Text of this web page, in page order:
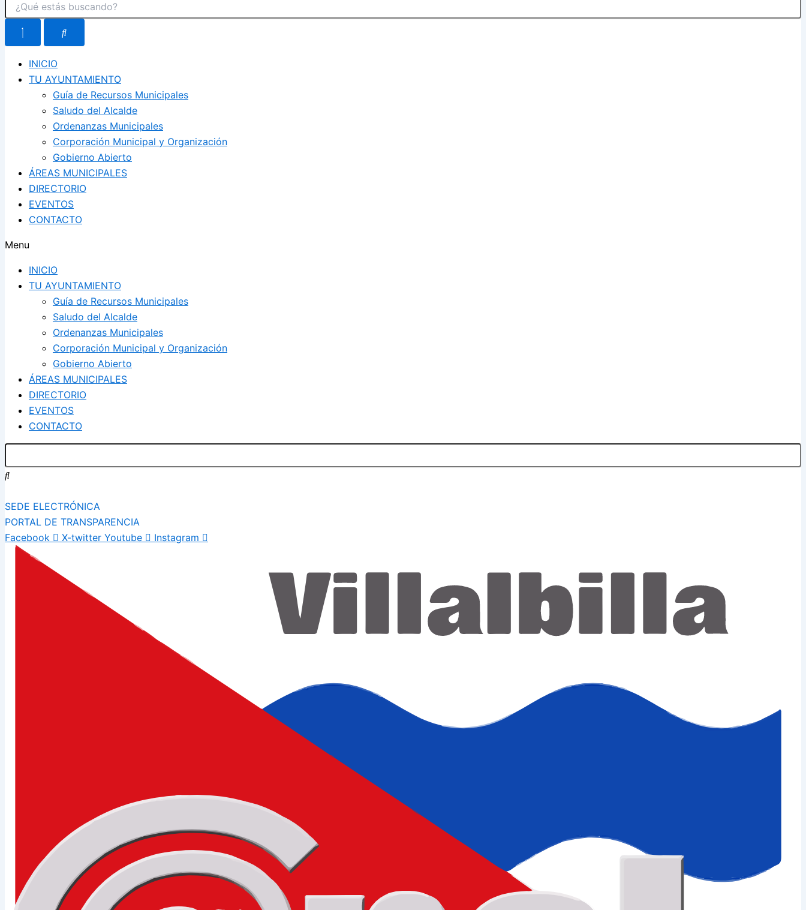
INICIO
TU AYUNTAMIENTO
Guía de Recursos Municipales
Saludo del Alcalde
Ordenanzas Municipales
Corporación Municipal y Organización
Gobierno Abierto
ÁREAS MUNICIPALES
DIRECTORIO
EVENTOS
CONTACTO
Menu
INICIO
TU AYUNTAMIENTO
Guía de Recursos Municipales
Saludo del Alcalde
Ordenanzas Municipales
Corporación Municipal y Organización
Gobierno Abierto
ÁREAS MUNICIPALES
DIRECTORIO
EVENTOS
CONTACTO
SEDE ELECTRÓNICA
PORTAL DE TRANSPARENCIA
Facebook
X-twitter Youtube Instagram